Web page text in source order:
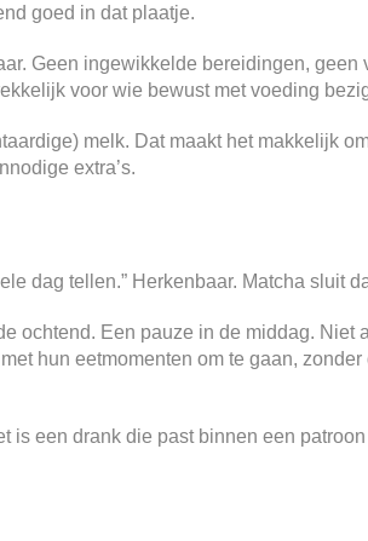
goed in dat plaatje.
Geen ingewikkelde bereidingen, geen
voor wie bewust met voeding
melk. Dat maakt het makkelijk
extra’s.
dag tellen.” Herkenbaar. Matcha sluit
ochtend. Een pauze in de middag. Niet
hun eetmomenten om te gaan, zonder
is een drank die past binnen een